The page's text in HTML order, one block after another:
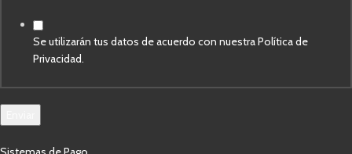
Se utilizarán tus datos de acuerdo con nuestra Política de
Privacidad.